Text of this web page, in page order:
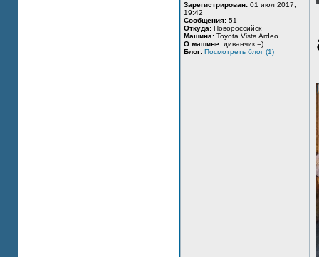
Зарегистрирован: 01 июл 2017,
19:42
Сообщения: 51
Откуда: Новороссийск
Машина: Toyota Vista Ardeo
О машине: диванчик =)
Блог: Посмотреть блог (1)